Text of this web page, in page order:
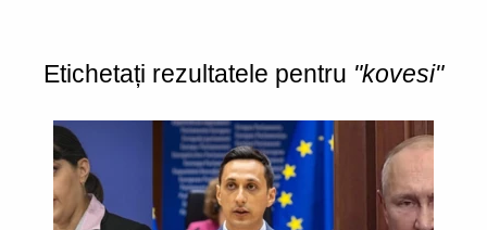
Etichetați rezultatele pentru "kovesi"